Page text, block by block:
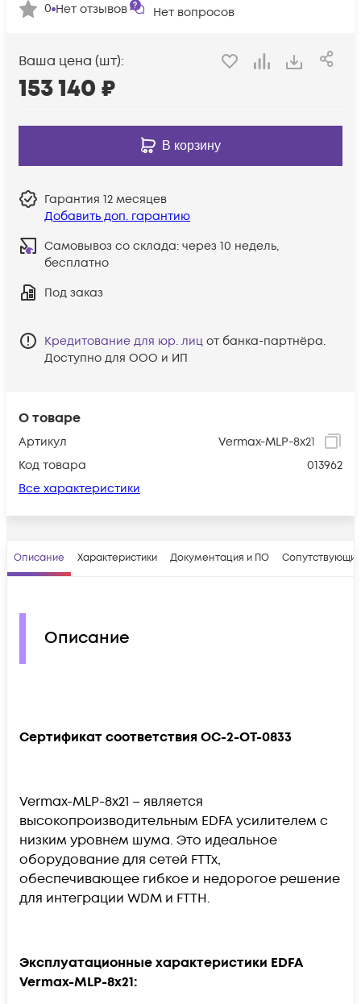
О товаре
Артикул
Vermax-MLP-8x21
Код товара
013962
Все характеристики
0 Нет отзывов Нет вопросов
Ваша цена (шт):
153 140 ₽
В корзину
Гарантия 12 месяцев
Добавить доп. гарантию
Самовывоз со склада: через 10 недель,
бесплатно
Под заказ
Кредитование для юр. лиц от банка-партнёра.
Доступно для ООО и ИП
Описание Характеристики Документация и ПО
Описание
Сертификат соответствия OC-2-OT-0833
Vermax-MLP-8x21 – является
высокопроизводительным EDFA усилителем с
низким уровнем шума. Это идеальное
оборудование для сетей FTTx,
обеспечивающее гибкое и недорогое решение
для интеграции WDM и FTTH.
Эксплуатационные характеристики EDFA
Vermax-MLP-8x21: